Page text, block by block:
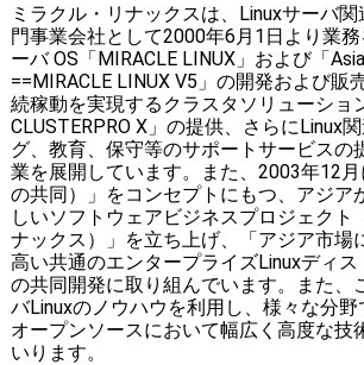
ミラクル・リナックスは、Linuxサーバ
門事業会社として2000年6月1日より業
ーバ OS「MIRACLE LINUX」および「
==MIRACLE LINUX V5」の開発および販
続稼動を実現するクラスタソリューショ
CLUSTERPRO X」の提供、さらにLinux
グ、教育、保守等のサポートサービスの
業を展開しています。また、2003年12
の共同）」をコンセプトにもつ、アジア
しいソフトウェアビジネスプロジェクト
ナックス）」を立ち上げ、「アジア市場
高い共通のエンタープライズLinuxディス
の共同開発に取り組んでいます。また、
バLinuxのノウハウを利用し、様々な分
オープンソースにおいて幅広く高度な技
いります。